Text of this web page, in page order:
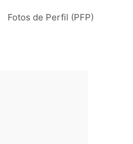
Fotos de Perfil (PFP)